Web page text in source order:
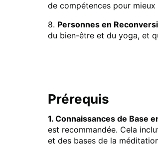
de compétences pour
8. Personnes en
du bien-être et du yoga, et
Prérequis
1. Connaissances de Base
est recommandée. Cela
et des bases de la